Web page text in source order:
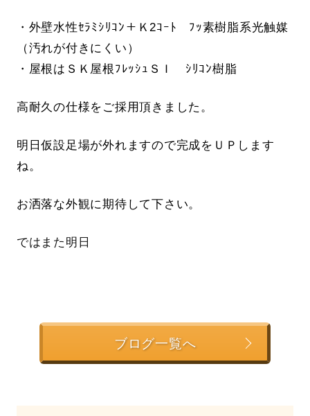
・外壁水性ｾﾗﾐｼﾘｺﾝ＋Ｋ2ｺｰﾄ ﾌｯ素樹脂系光触媒
（汚れが付きにくい）
・屋根はＳＫ屋根ﾌﾚｯｼｭＳＩ ｼﾘｺﾝ樹脂
高耐久の仕様をご採用頂きました。
明日仮設足場が外れますので完成をＵＰします
ね。
お洒落な外観に期待して下さい。
ではまた明日
ブログ一覧へ